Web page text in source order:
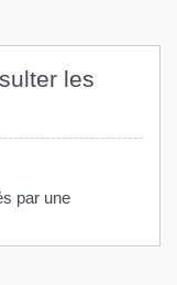
les
par une